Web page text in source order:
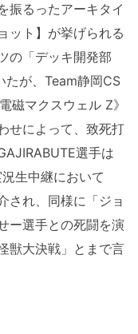
振るったアーキタイ
ット】が挙げられる
の「デッキ開発部
たが、Team静岡CS
磁マクスウェル Z》
せによって、致死打
選手は
生中継において
され、同様に「ジョ
ー選手との死闘を演
獣大決戦」とまで言